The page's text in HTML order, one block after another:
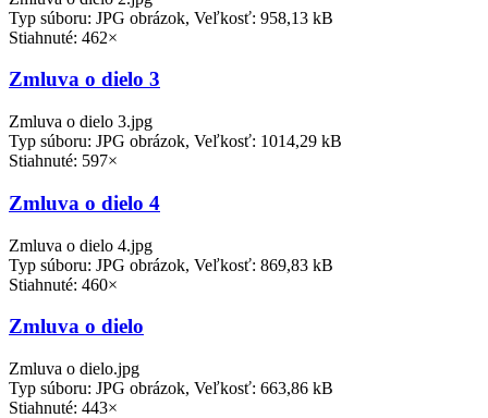
Typ súboru: JPG obrázok, Veľkosť: 958,13 kB
Stiahnuté: 462×
Zmluva o dielo 3
Zmluva o dielo 3.jpg
Typ súboru: JPG obrázok, Veľkosť: 1014,29 kB
Stiahnuté: 597×
Zmluva o dielo 4
Zmluva o dielo 4.jpg
Typ súboru: JPG obrázok, Veľkosť: 869,83 kB
Stiahnuté: 460×
Zmluva o dielo
Zmluva o dielo.jpg
Typ súboru: JPG obrázok, Veľkosť: 663,86 kB
Stiahnuté: 443×